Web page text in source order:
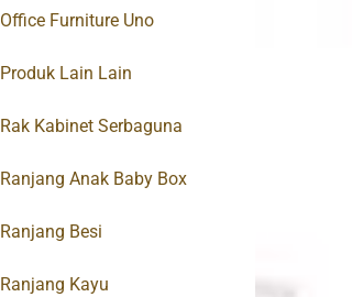
Office Furniture Uno
Produk Lain Lain
Rak Kabinet Serbaguna
Ranjang Anak Baby Box
Ranjang Besi
Ranjang Kayu